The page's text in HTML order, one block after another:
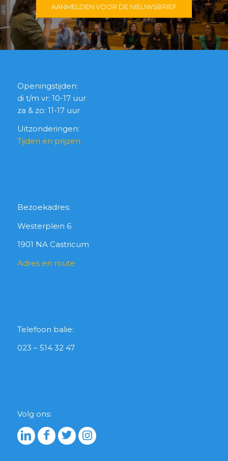
AANMELDEN VOOR DE NIEUWSBRIEF
Openingstijden:
di t/m vr: 10-17 uur
za & zo: 11-17 uur
Uitzonderingen:
Tijden en prijzen
Bezoekadres:
Westerplein 6
1901 NA Castricum
Adres en route
Telefoon balie:
023 – 514 32 47
Volg ons: